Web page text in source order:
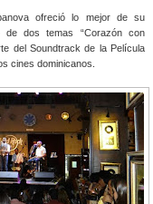
ofreció lo mejor de su
de dos temas “Corazón con
del Soundtrack de la Película
cines dominicanos.